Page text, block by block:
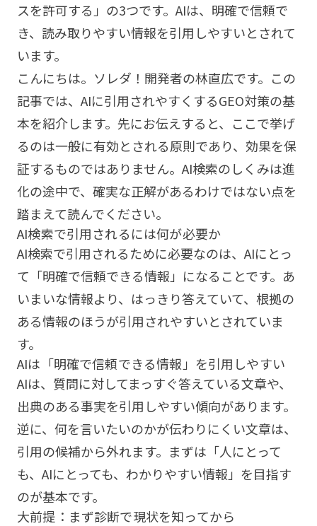
スを許可する」の3つです。AIは、明確で信頼で
き、読み取りやすい情報を引用しやすいとされて
います。
こんにちは。ソレダ！開発者の林直広です。この
記事では、AIに引用されやすくするGEO対策の基
本を紹介します。先にお伝えすると、ここで挙げ
るのは一般に有効とされる原則であり、効果を保
証するものではありません。AI検索のしくみは進
化の途中で、確実な正解があるわけではない点を
踏まえて読んでください。
AI検索で引用されるには何が必要か
AI検索で引用されるために必要なのは、AIにとっ
て「明確で信頼できる情報」になることです。あ
いまいな情報より、はっきり答えていて、根拠の
ある情報のほうが引用されやすいとされていま
す。
AIは「明確で信頼できる情報」を引用しやすい
AIは、質問に対してまっすぐ答えている文章や、
出典のある事実を引用しやすい傾向があります。
逆に、何を言いたいのかが伝わりにくい文章は、
引用の候補から外れます。まずは「人にとって
も、AIにとっても、わかりやすい情報」を目指す
のが基本です。
大前提：まず診断で現状を知ってから